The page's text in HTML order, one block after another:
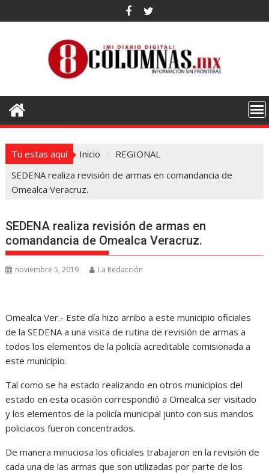
al
Tu estas aquí Inicio
REGIONAL
SEDENA realiza revisión de armas en comandancia de
Omealca Veracruz.
SEDENA realiza revisión de armas en
comandancia de Omealca Veracruz.
noviembre 5, 2019 La Redacción
Omealca Ver.- Este día hizo arribo a este municipio oficiales
de la SEDENA a una visita de rutina de revisión de armas a
todos los elementos de la policía acreditable comisionada a
este municipio.
Tal como se ha estado realizando en otros municipios del
estado en esta ocasión correspondió a Omealca ser visitado
y los elementos de la policía municipal junto con sus mandos
policiacos fueron concentrados.
De manera minuciosa los oficiales trabajaron en la revisión de
cada una de las armas que son utilizadas por parte de los